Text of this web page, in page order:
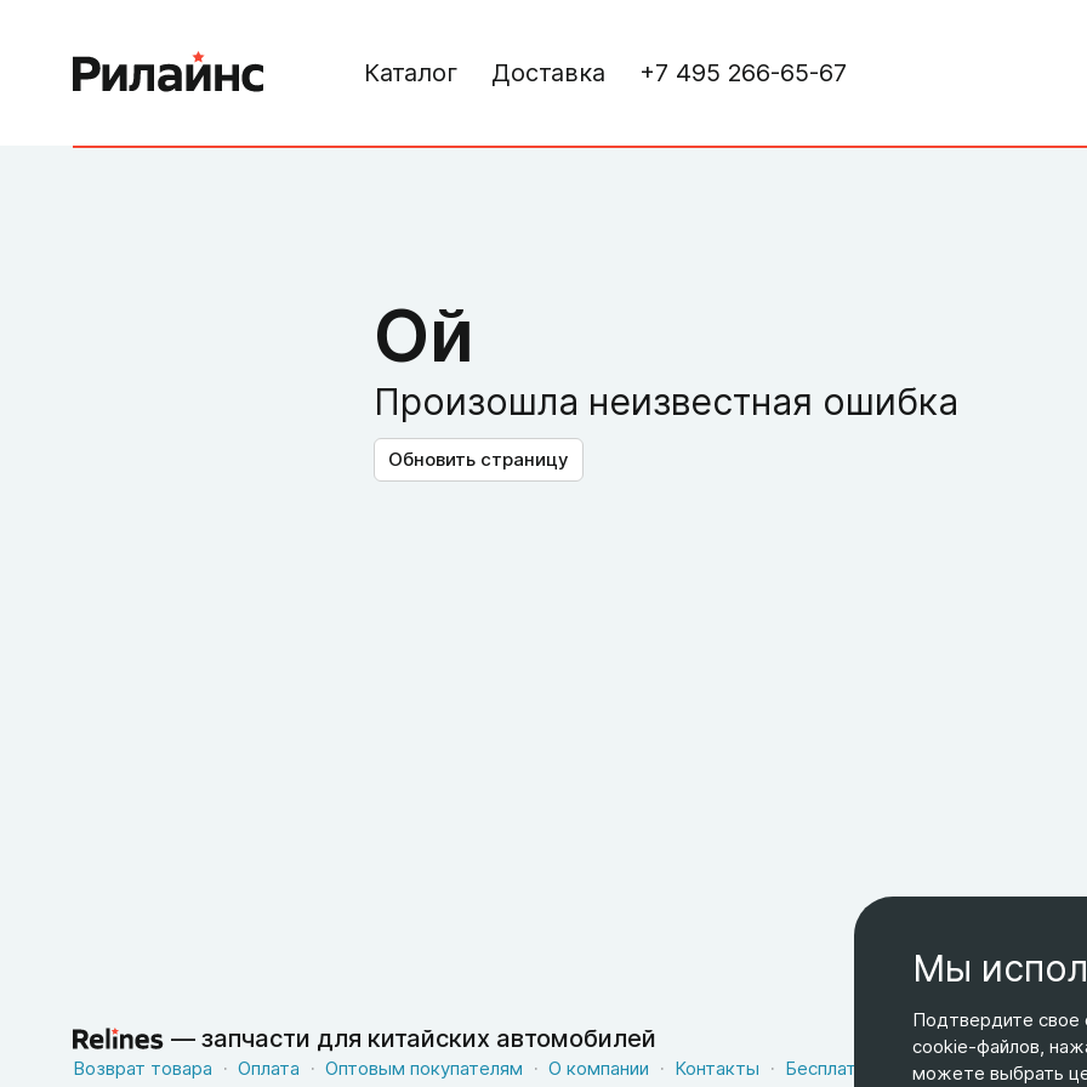
Каталог Доставка +7 495 266-65-67
Ой
Произошла неизвестная ошибка
Обновить страницу
— запчасти для китайских автомобилей
Возврат товара Оплата Оптовым покупателям О компании Контакты Бесплатная доставка
Оферта
Мы
Подтвердите свое
cookie-файлов,
можете выбрать